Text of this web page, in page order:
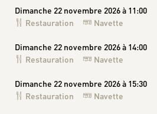
Dimanche 22 novembre 2026 à 11:00
Restauration
Navette
Dimanche 22 novembre 2026 à 14:00
Restauration
Navette
Dimanche 22 novembre 2026 à 15:30
Restauration
Navette